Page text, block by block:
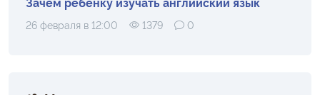
26 февраля в 12:00 1379 0